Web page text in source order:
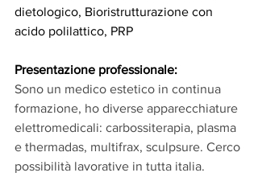
dietologico, Bioristrutturazione con
acido polilattico, PRP
Presentazione professionale:
Sono un medico estetico in continua
formazione, ho diverse apparecchiature
elettromedicali: carbossiterapia, plasma
e thermadas, multifrax, sculpsure. Cerco
possibilità lavorative in tutta italia.